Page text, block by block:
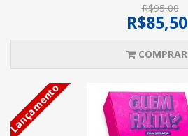
R$95,00
R$85,50
COMPRAR
Lançamento